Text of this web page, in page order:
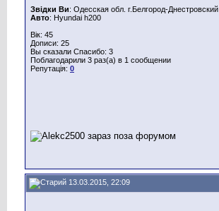
Звідки Ви: Одесская обл. г.Белгород-Днестровский
Авто: Hyundai h200
Вік: 45
Дописи: 25
Вы сказали Спасибо: 3
Поблагодарили 3 раз(а) в 1 сообщении
Репутація: 0
13.03.2015, 22:09